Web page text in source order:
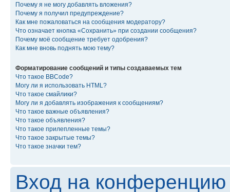
Почему я не могу добавлять вложения?
Почему я получил предупреждение?
Как мне пожаловаться на сообщения модератору?
Что означает кнопка «Сохранить» при создании сообщения?
Почему моё сообщение требует одобрения?
Как мне вновь поднять мою тему?
Форматирование сообщений и типы создаваемых тем
Что такое BBCode?
Могу ли я использовать HTML?
Что такое смайлики?
Могу ли я добавлять изображения к сообщениям?
Что такое важные объявления?
Что такое объявления?
Что такое прилепленные темы?
Что такое закрытые темы?
Что такое значки тем?
Вход на конференцию